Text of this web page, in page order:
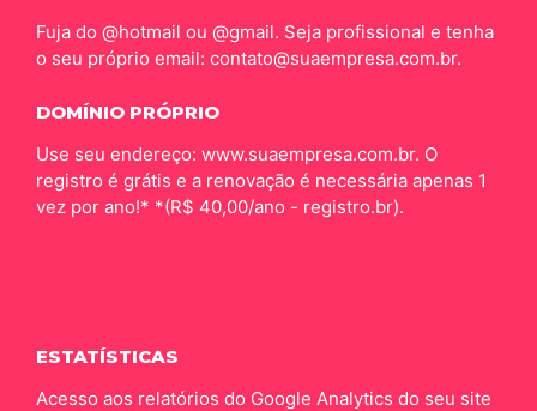
Fuja do @hotmail ou @gmail. Seja profissional e tenha
o seu próprio email: contato@suaempresa.com.br.
DOMÍNIO PRÓPRIO
Use seu endereço: www.suaempresa.com.br. O
registro é grátis e a renovação é necessária apenas 1
vez por ano!* *(R$ 40,00/ano - registro.br).
ESTATÍSTICAS
Acesso aos relatórios do Google Analytics do seu site